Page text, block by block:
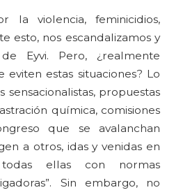
la violencia, feminicidios,
esto, nos escandalizamos y
Eyvi. Pero, ¿realmente
estas situaciones? Lo
sensacionalistas, propuestas
química, comisiones
que se avalanchan
a otros, idas y venidas en
ellas con normas
Sin embargo, no